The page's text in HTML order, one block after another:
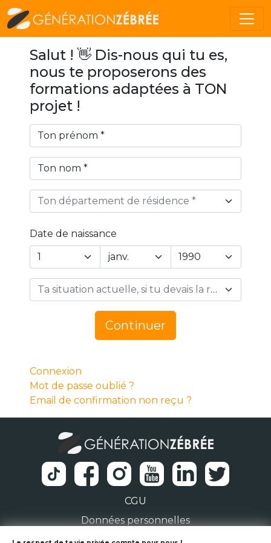
Salut ! 👋 Dis-nous qui tu es,
nous te proposerons des
formations adaptées à TON
projet !
Ton département de résidence *
Date de naissance
Year
Day
Ta situation actuelle, si tu devais la résumer en 1 mot… *
Continuer
Connexion
Mot de passe oublié ?
Email de confirmation non reçu ?
CGU
Données personnelles